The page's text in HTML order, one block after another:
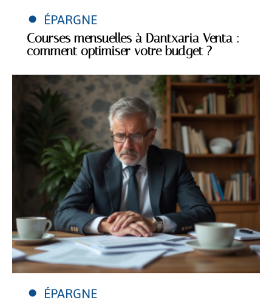
ÉPARGNE
Courses mensuelles à Dantxaria Venta :
comment optimiser votre budget ?
ÉPARGNE